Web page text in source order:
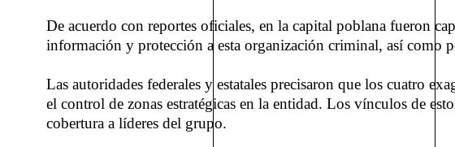
De acuerdo con reportes oficiales, en la capital poblana fueron
información y protección a esta organización criminal, así como
Las autoridades federales y estatales precisaron que los cuatro
el control de zonas estratégicas en la entidad. Los vínculos de
cobertura a líderes del grupo.